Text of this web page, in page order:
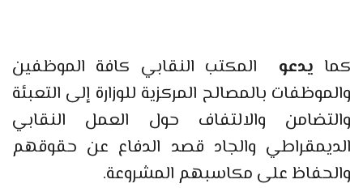
كما يدعو المكتب النقابي كافة الموظفين
والموظفات بالمصالح المركزية للوزارة إلى التعبئة
والتضامن والالتفاف حول العمل النقابي
الديمقراطي والجاد قصد الدفاع عن حقوقهم
والحفاظ على مكاسبهم المشروعة.